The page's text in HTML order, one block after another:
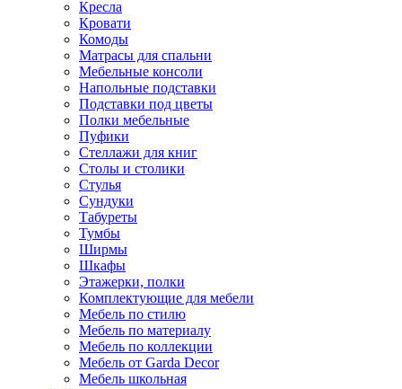
Кресла
Кровати
Комоды
Матрасы для спальни
Мебельные консоли
Напольные подставки
Подставки под цветы
Полки мебельные
Пуфики
Стеллажи для книг
Столы и столики
Стулья
Сундуки
Табуреты
Тумбы
Ширмы
Шкафы
Этажерки, полки
Комплектующие для мебели
Мебель по стилю
Мебель по материалу
Мебель по коллекции
Мебель от Garda Decor
Мебель школьная